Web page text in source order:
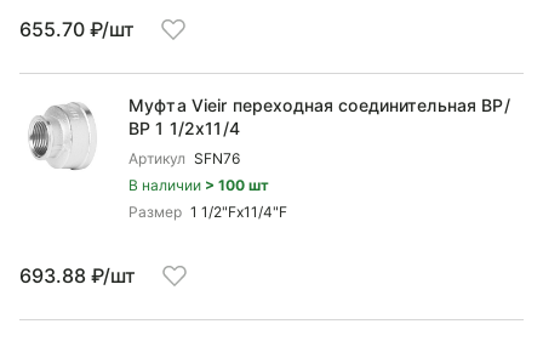
655.70 ₽/шт
Муфта Vieir переходная соединительная ВР/
ВР 1 1/2x11/4
Артикул SFN76
В наличии > 100 шт
Размер 1 1/2"Fx11/4"F
693.88 ₽/шт